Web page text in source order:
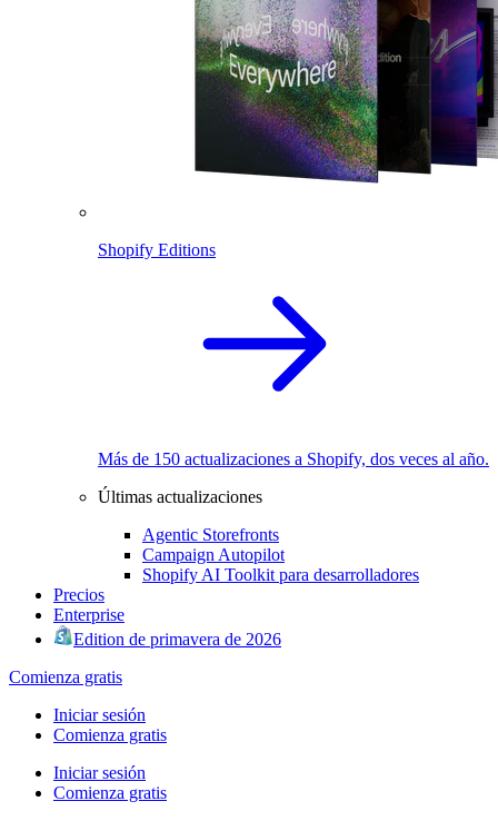
Shopify Editions
Más de 150 actualizaciones a Shopify, dos veces al año.
Últimas actualizaciones
Agentic Storefronts
Campaign Autopilot
Shopify AI Toolkit para desarrolladores
Precios
Enterprise
Edition de primavera de 2026
Comienza gratis
Iniciar sesión
Comienza gratis
Iniciar sesión
Comienza gratis